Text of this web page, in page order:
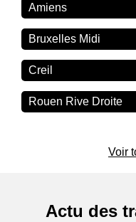
Amiens
Bruxelles Midi
Creil
Rouen Rive Droite
Voir
Actu des